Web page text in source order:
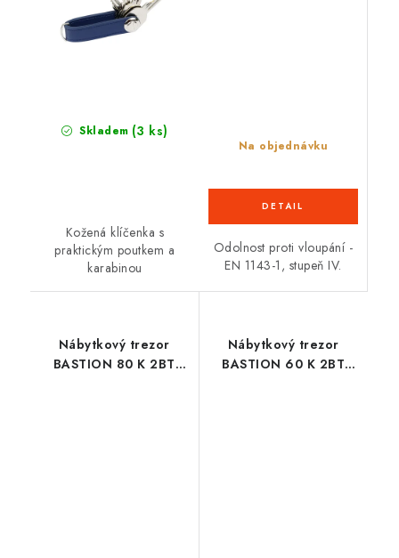
Skladem (3 ks)
Kožená klíčenka s
praktickým poutkem a
karabinou
Na objednávku
Odolnost proti vloupání -
EN 1143-1, stupeň IV.
Nábytkový trezor
BASTION 80 K 2BT
Nábytkový trezor
BASTION 60 K 2BT